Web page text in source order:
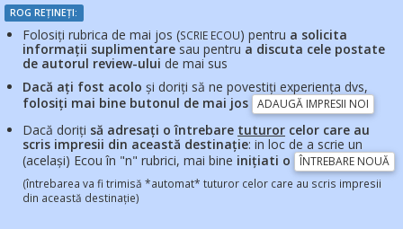
ROG REȚINEȚI:
Folosiți rubrica de mai jos (SCRIE ECOU) pentru a solicita
informații suplimentare sau pentru a discuta cele postate
de autorul review-ului de mai sus
Dacă ați fost acolo și doriți să ne povestiți experiența dvs,
folosiți mai bine butonul de mai jos ADAUGĂ IMPRESII NOI
Dacă doriți să adresați o întrebare tuturor celor care au
scris impresii din această destinație: in loc de a scrie un
(același) Ecou în "n" rubrici, mai bine inițiati o ÎNTREBARE NOUĂ
(întrebarea va fi trimisă *automat* tuturor celor care au scris impresii
din această destinație)